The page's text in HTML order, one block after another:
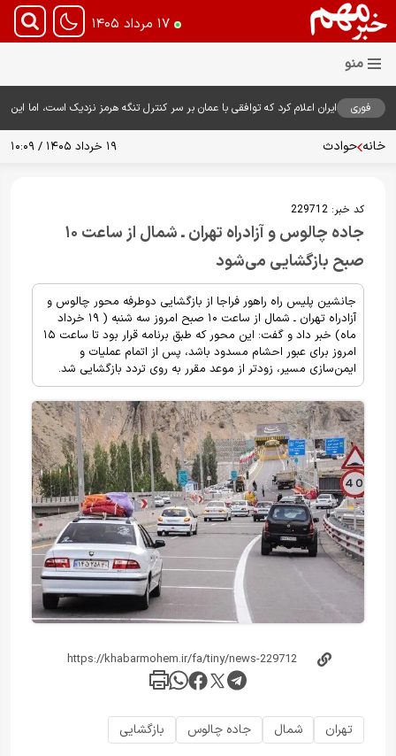
۱۷ مرداد ۱۴۰۵
فوری
ایران اعلام کرد که توافقی با عمان بر سر کنترل تنگه هرمز نزدیک است، اما این
خانه حوادث ۱۹ خرداد ۱۴۰۵ / ۱۰:۰۹
کد خبر: 229712
جاده چالوس و آزادراه تهران ـ شمال از ساعت ۱۰
صبح بازگشایی می‌شود
جانشین پلیس راه راهور فراجا از بازگشایی دوطرفه محور چالوس و
آزادراه تهران ـ شمال از ساعت ۱۰ صبح امروز سه شنبه ( ۱۹ خرداد
ماه) خبر داد و گفت: این محور که طبق برنامه قرار بود تا ساعت ۱۵
امروز برای عبور احشام مسدود باشد، پس از اتمام عملیات و
ایمن‌سازی مسیر، زودتر از موعد مقرر به روی تردد بازگشایی شد.
تهران شمال جاده چالوس بازگشایی